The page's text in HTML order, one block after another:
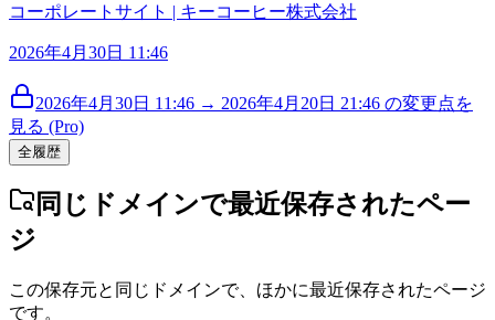
コーポレートサイト | キーコーヒー株式会社
2026年4月30日 11:46
2026年4月30日 11:46 → 2026年4月20日 21:46 の変更点を
見る (Pro)
全履歴
同じドメインで最近保存されたペー
ジ
この保存元と同じドメインで、ほかに最近保存されたページ
です。